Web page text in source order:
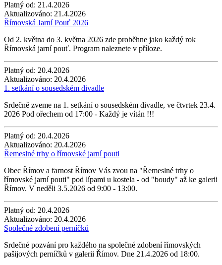
Platný od: 21.4.2026
Aktualizováno: 21.4.2026
Římovská Jarní Pouť 2026
Od 2. května do 3. května 2026 zde proběhne jako každý rok
Římovská jarní pouť. Program naleznete v příloze.
Platný od: 20.4.2026
Aktualizováno: 20.4.2026
1. setkání o sousedském divadle
Srdečně zveme na 1. setkání o sousedském divadle, ve čtvrtek 23.4.
2026 Pod ořechem od 17:00 - Každý je vítán !!!
Platný od: 20.4.2026
Aktualizováno: 20.4.2026
Řemeslné trhy o římovské jarní pouti
Obec Římov a farnost Římov Vás zvou na "Řemeslné trhy o
římovské jarní pouti" pod lípami u kostela - od "boudy" až ke galerii
Římov. V neděli 3.5.2026 od 9:00 - 13:00.
Platný od: 20.4.2026
Aktualizováno: 20.4.2026
Společné zdobení perníčků
Srdečné pozvání pro každého na společné zdobení římovských
pašijových perníčků v galerii Římov. Dne 21.4.2026 od 18:00.